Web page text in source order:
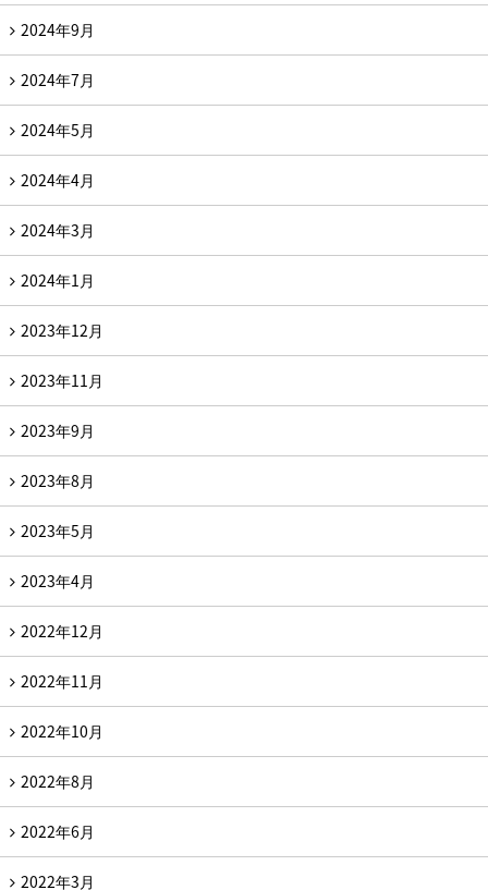
2024年9月
2024年7月
2024年5月
2024年4月
2024年3月
2024年1月
2023年12月
2023年11月
2023年9月
2023年8月
2023年5月
2023年4月
2022年12月
2022年11月
2022年10月
2022年8月
2022年6月
2022年3月